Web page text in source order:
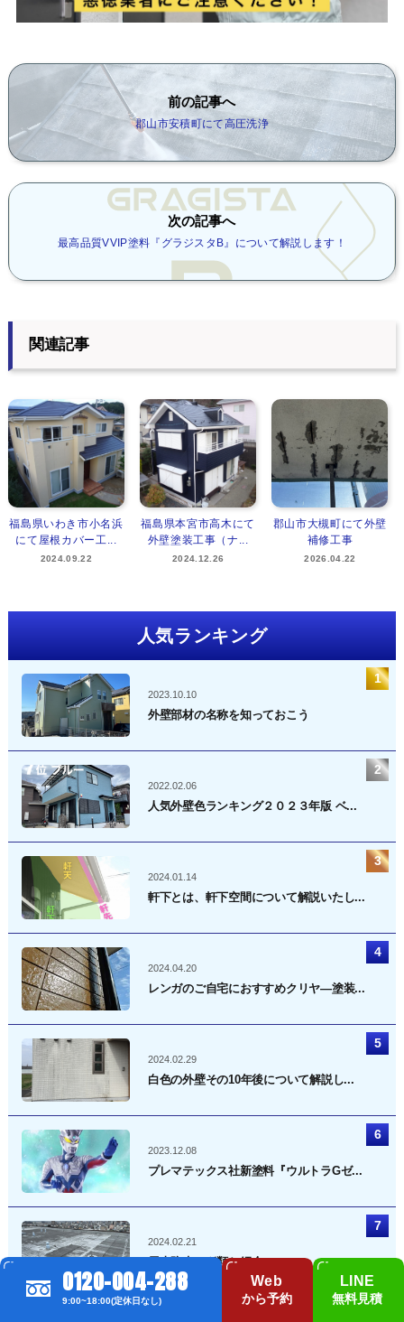
前の記事へ
郡山市安積町にて高圧洗浄
次の記事へ
最高品質VVIP塗料『グラジスタB』について解説します！
関連記事
福島県いわき市小名浜
にて屋根カバー工...
2024.09.22
福島県本宮市高木にて
外壁塗装工事（ナ...
2024.12.26
郡山市大槻町にて外壁
補修工事
2026.04.22
人気ランキング
2023.10.10
外壁部材の名称を知っておこう
2022.02.06
人気外壁色ランキング２０２３年版 ベ...
2024.01.14
軒下とは、軒下空間について解説いたし...
2024.04.20
レンガのご自宅におすすめクリヤ―塗装...
2024.02.29
白色の外壁その10年後について解説し...
2023.12.08
プレマテックス社新塗料『ウルトラGゼ...
2024.02.21
屋上防水の種類と紹介
0120-004-288
9:00~18:00(定休日なし)
Web
から予約
LINE
無料見積